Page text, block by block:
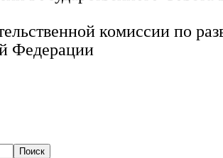
комиссии по
Федерации
Поиск